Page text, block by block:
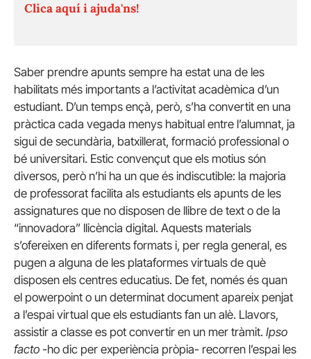
Clica aquí i ajuda'ns!
Saber prendre apunts sempre ha estat una de les
habilitats més importants a l’activitat acadèmica d’un
estudiant. D’un temps ençà, però, s’ha convertit en una
pràctica cada vegada menys habitual entre l’alumnat, ja
sigui de secundària, batxillerat, formació professional o
bé universitari. Estic convençut que els motius són
diversos, però n’hi ha un que és indiscutible: la majoria
de professorat facilita als estudiants els apunts de les
assignatures que no disposen de llibre de text o de la
“innovadora” llicència digital. Aquests materials
s’ofereixen en diferents formats i, per regla general, es
pugen a alguna de les plataformes virtuals de què
disposen els centres educatius. De fet, només és quan
el powerpoint o un determinat document apareix penjat
a l’espai virtual que els estudiants fan un alè. Llavors,
assistir a classe es pot convertir en un mer tràmit. Ipso
facto -ho dic per experiència pròpia- recorren l’espai les